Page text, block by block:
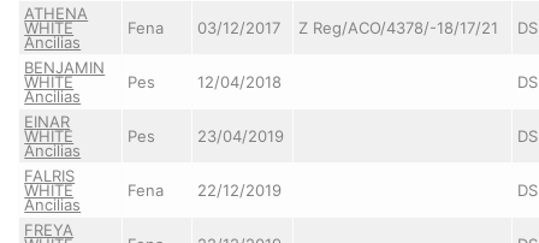
ATHENA
WHITE
Ancilias
Fena 03/12/2017 Z Reg/ACO/4378/-18/17/21 DS
BENJAMIN
WHITE
Ancilias
Pes 12/04/2018 DS
EINAR
WHITE
Ancilias
Pes 23/04/2019 DS
FALRIS
WHITE
Ancilias
Fena 22/12/2019 DS
FREYA